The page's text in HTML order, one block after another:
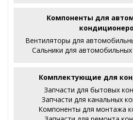
Компоненты для
Вентиляторы для
Сальники для
Комплектующие для
Запчасти для бытовых
Запчасти для канальных
Компоненты для монтажа